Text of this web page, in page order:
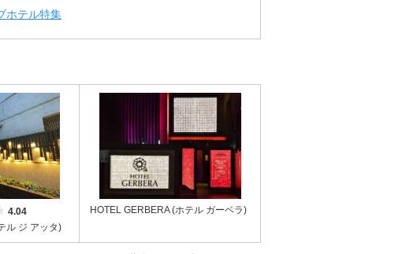
ホテル特集
5つ星のうち4
4.04
ル ジ アッタ)
HOTEL GERBERA (ホテル ガーベラ)